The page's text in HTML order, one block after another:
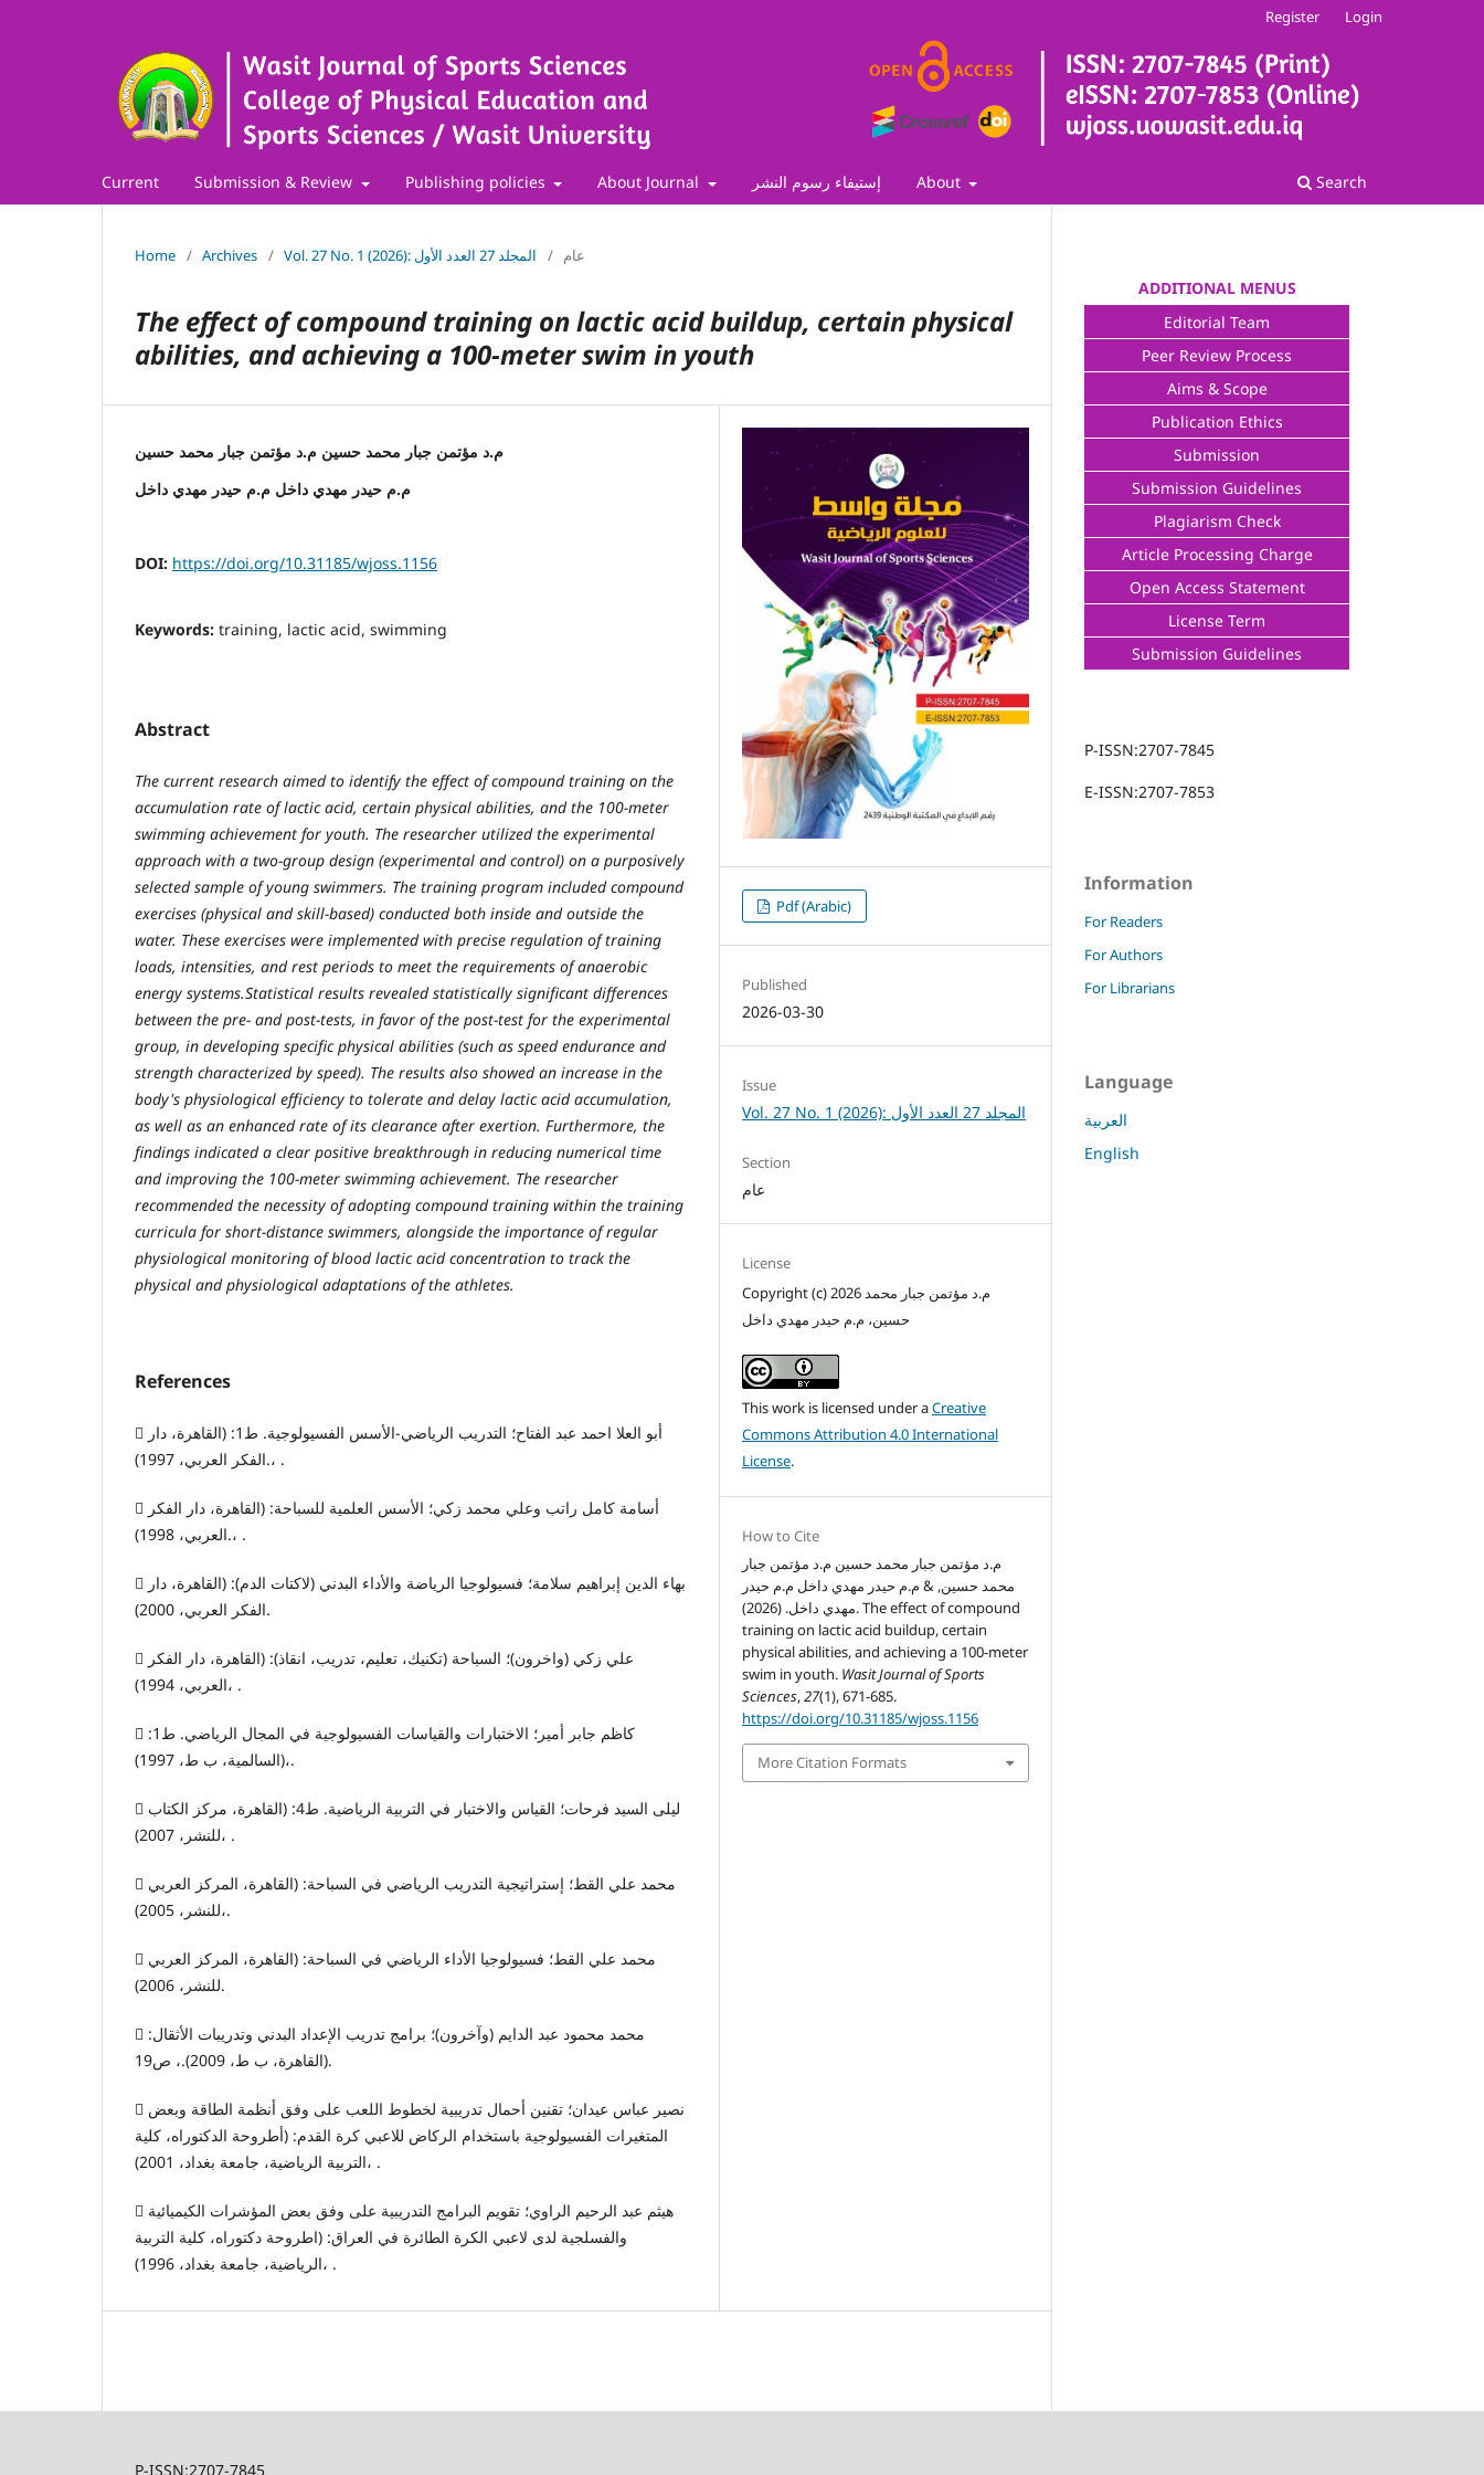
Current Submission & Review Publishing policies About Journal إستيفاء رسوم النشر About Search
Register Login
Home / Archives / Vol. 27 No. 1 (2026): المجلد 27 العدد الأول / عام
The effect of compound training on lactic acid buildup, certain physical
abilities, and achieving a 100-meter swim in youth
م.د مؤتمن جبار محمد حسين م.د مؤتمن جبار محمد حسين
م.م حيدر مهدي داخل م.م حيدر مهدي داخل
DOI: https://doi.org/10.31185/wjoss.1156
Keywords: training, lactic acid, swimming
Abstract
The current research aimed to identify the effect of compound training on the
accumulation rate of lactic acid, certain physical abilities, and the 100-meter
swimming achievement for youth. The researcher utilized the experimental
approach with a two-group design (experimental and control) on a purposively
selected sample of young swimmers. The training program included compound
exercises (physical and skill-based) conducted both inside and outside the
water. These exercises were implemented with precise regulation of training
loads, intensities, and rest periods to meet the requirements of anaerobic
energy systems.Statistical results revealed statistically significant differences
between the pre- and post-tests, in favor of the post-test for the experimental
group, in developing specific physical abilities (such as speed endurance and
strength characterized by speed). The results also showed an increase in the
body's physiological efficiency to tolerate and delay lactic acid accumulation,
as well as an enhanced rate of its clearance after exertion. Furthermore, the
findings indicated a clear positive breakthrough in reducing numerical time
and improving the 100-meter swimming achievement. The researcher
recommended the necessity of adopting compound training within the training
curricula for short-distance swimmers, alongside the importance of regular
physiological monitoring of blood lactic acid concentration to track the
physical and physiological adaptations of the athletes.
References
 أبو العلا احمد عبد الفتاح؛ التدريب الرياضي-الأسس الفسيولوجية. ط1: (القاهرة، دار
الفكر العربي، 1997).، .
 أسامة كامل راتب وعلي محمد زكي؛ الأسس العلمية للسباحة: (القاهرة، دار الفكر
العربي، 1998).، .
 بهاء الدين إبراهيم سلامة؛ فسيولوجيا الرياضة والأداء البدني (لاكتات الدم): (القاهرة، دار
الفكر العربي، 2000).
 علي زكي (واخرون)؛ السباحة (تكنيك، تعليم، تدريب، انقاذ): (القاهرة، دار الفكر
العربي، 1994)، .
 كاظم جابر أمير؛ الاختبارات والقياسات الفسيولوجية في المجال الرياضي. ط1:
(السالمية، ب ط، 1997)،.
 ليلى السيد فرحات؛ القياس والاختبار في التربية الرياضية. ط4: (القاهرة، مركز الكتاب
للنشر، 2007)، .
 محمد علي القط؛ إستراتيجية التدريب الرياضي في السباحة: (القاهرة، المركز العربي
للنشر، 2005)،.
 محمد علي القط؛ فسيولوجيا الأداء الرياضي في السباحة: (القاهرة، المركز العربي
للنشر، 2006).
 محمد محمود عبد الدايم (وآخرون)؛ برامج تدريب الإعداد البدني وتدريبات الأثقال:
(القاهرة، ب ط، 2009).، ص19.
 نصير عباس عيدان؛ تقنين أحمال تدريبية لخطوط اللعب على وفق أنظمة الطاقة وبعض
المتغيرات الفسيولوجية باستخدام الركاض للاعبي كرة القدم: (أطروحة الدكتوراه، كلية
التربية الرياضية، جامعة بغداد، 2001)، .
 هيثم عبد الرحيم الراوي؛ تقويم البرامج التدريبية على وفق بعض المؤشرات الكيميائية
والفسلجية لدى لاعبي الكرة الطائرة في العراق: (اطروحة دكتوراه، كلية التربية
الرياضية، جامعة بغداد، 1996)، .
Pdf (Arabic)
Published
2026-03-30
Issue
Vol. 27 No. 1 (2026): المجلد 27 العدد الأول
Section
عام
License
Copyright (c) 2026 م.د مؤتمن جبار محمد
حسين، م.م حيدر مهدي داخل
This work is licensed under aCreative
Commons Attribution 4.0 International
License.
How to Cite
م.د مؤتمن جبار محمد حسين م.د مؤتمن جبار
محمد حسين, & م.م حيدر مهدي داخل م.م حيدر
مهدي داخل. (2026). The effect of compound
training on lactic acid buildup, certain
physical abilities, and achieving a 100-meter
swim in youth. Wasit Journal of Sports
Sciences,27(1), 671-685.
https://doi.org/10.31185/wjoss.1156
More Citation Formats
ADDITIONAL MENUS
Editorial Team
Peer Review Process
Aims & Scope
Publication Ethics
Submission
Submission Guidelines
Plagiarism Check
Article Processing Charge
Open Access Statement
License Term
Submission Guidelines
P-ISSN:2707-7845
E-ISSN:2707-7853
Information
For Readers
For Authors
For Librarians
Language
العربية
English
P-ISSN:2707-7845